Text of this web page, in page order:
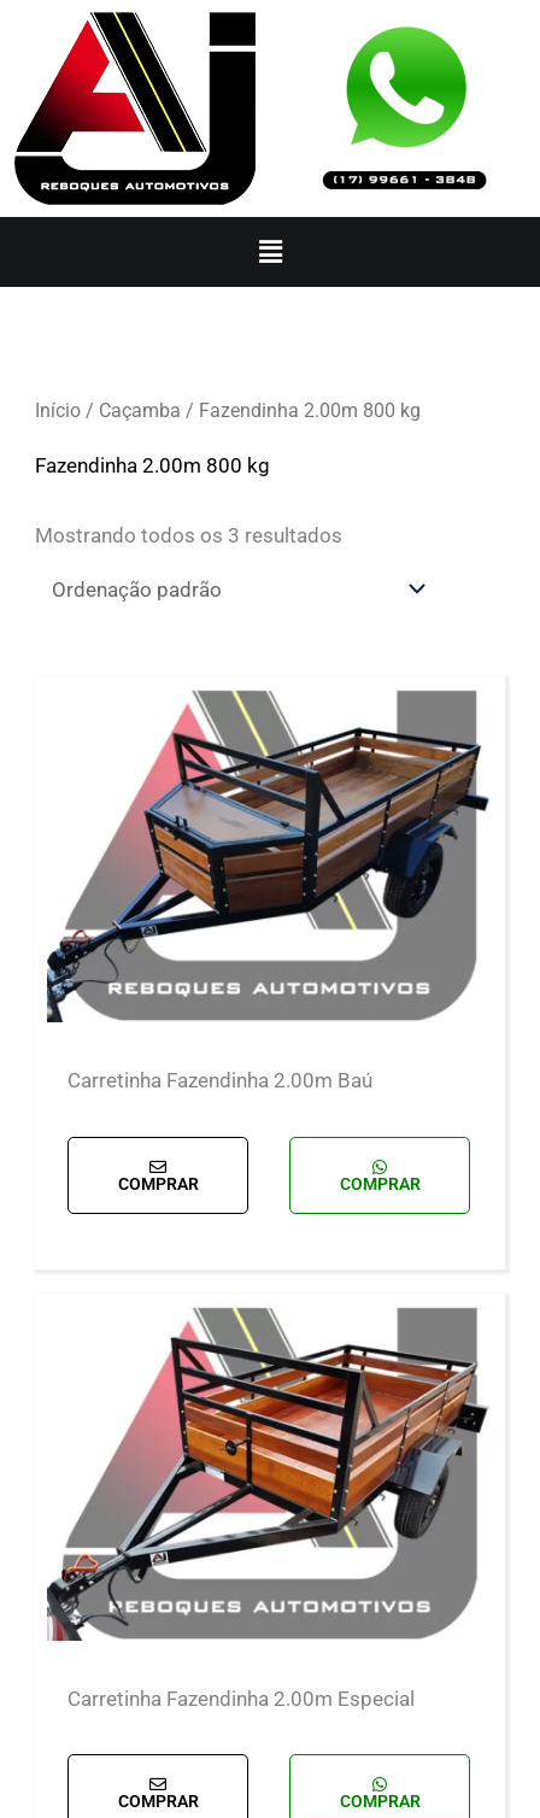
conteúdo
Menu
Início / Caçamba / Fazendinha 2.00m 800 kg
Fazendinha 2.00m 800 kg
Mostrando todos os 3 resultados
Carretinha Fazendinha 2.00m Baú
COMPRAR COMPRAR
Carretinha Fazendinha 2.00m Especial
COMPRAR COMPRAR